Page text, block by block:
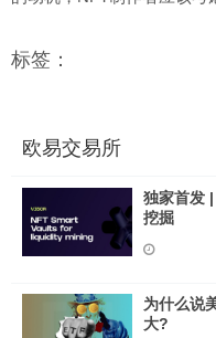
标签：
欧易交易所
独家首发
挖掘
为什么说
大?